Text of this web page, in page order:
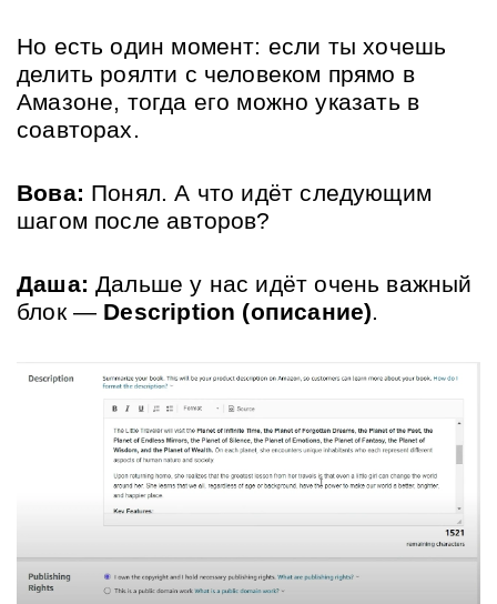
Но есть один момент: если ты хочешь
делить роялти с человеком прямо в
Амазоне, тогда его можно указать в
соавторах.
Вова: Понял. А что идёт следующим
шагом после авторов?
Даша: Дальше у нас идёт очень важный
блок — Description (описание).